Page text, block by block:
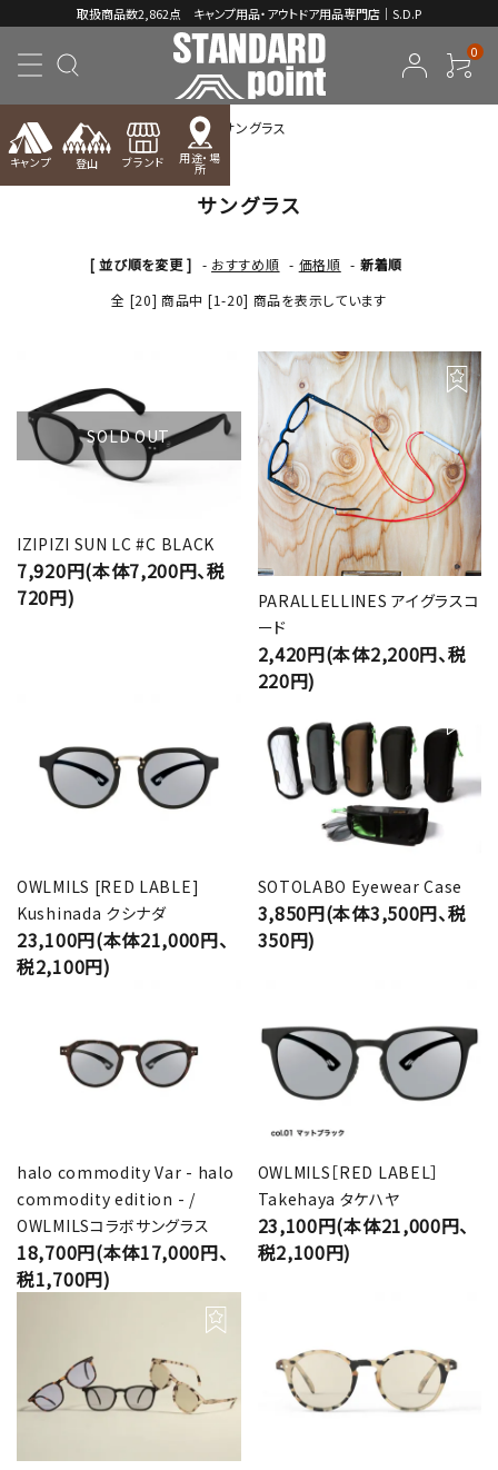
取扱商品数2,862点 キャンプ用品・アウトドア用品専門店｜S.D.P
0
キャンプ 登山 ブランド 用途・場
所
person
INFORMATION
TOP アパレル【キャンプ】 サングラス
サングラス
[ 並び順を変更 ] - おすすめ順 - 価格順 - 新着順
全 [20] 商品中 [1-20] 商品を表示しています
SOLD OUT
IZIPIZI SUN LC #C BLACK
7,920円(本体7,200円、税
720円)
PARALLELLINES アイグラスコ
ード
2,420円(本体2,200円、税
220円)
OWLMILS [RED LABLE]
Kushinada クシナダ
23,100円(本体21,000円、
税2,100円)
SOTOLABO Eyewear Case
3,850円(本体3,500円、税
350円)
halo commodity Var - halo
commodity edition - /
OWLMILSコラボサングラス
18,700円(本体17,000円、
税1,700円)
OWLMILS［RED LABEL］
Takehaya タケハヤ
23,100円(本体21,000円、
税2,100円)